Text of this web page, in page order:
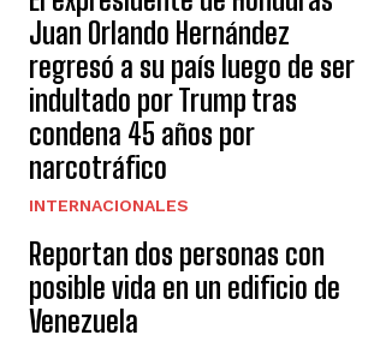
Juan Orlando Hernández
regresó a su país luego de ser
indultado por Trump tras
condena 45 años por
narcotráfico
INTERNACIONALES
Reportan dos personas con
posible vida en un edificio de
Venezuela